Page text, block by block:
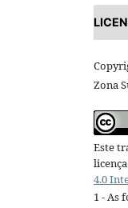
Zona
Este
licença
4.0
1 - As